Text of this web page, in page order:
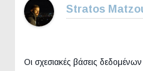
Stratos
Οι σχεσιακές βάσεις δεδομένων